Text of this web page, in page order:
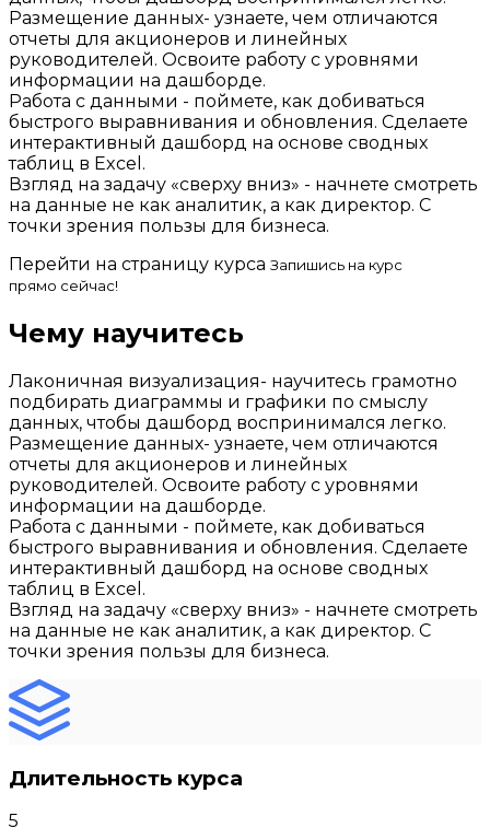
Размещение данных- узнаете, чем отличаются
отчеты для акционеров и линейных
руководителей. Освоите работу с уровнями
информации на дашборде.
Работа с данными - поймете, как добиваться
быстрого выравнивания и обновления. Сделаете
интерактивный дашборд на основе сводных
таблиц в Excel.
Взгляд на задачу «сверху вниз» - начнете смотреть
на данные не как аналитик, а как директор. С
точки зрения пользы для бизнеса.
Перейти на страницу курса Запишись на курс
прямо сейчас!
Чему научитесь
Лаконичная визуализация- научитесь грамотно
подбирать диаграммы и графики по смыслу
данных, чтобы дашборд воспринимался легко.
Размещение данных- узнаете, чем отличаются
отчеты для акционеров и линейных
руководителей. Освоите работу с уровнями
информации на дашборде.
Работа с данными - поймете, как добиваться
быстрого выравнивания и обновления. Сделаете
интерактивный дашборд на основе сводных
таблиц в Excel.
Взгляд на задачу «сверху вниз» - начнете смотреть
на данные не как аналитик, а как директор. С
точки зрения пользы для бизнеса.
Длительность курса
5